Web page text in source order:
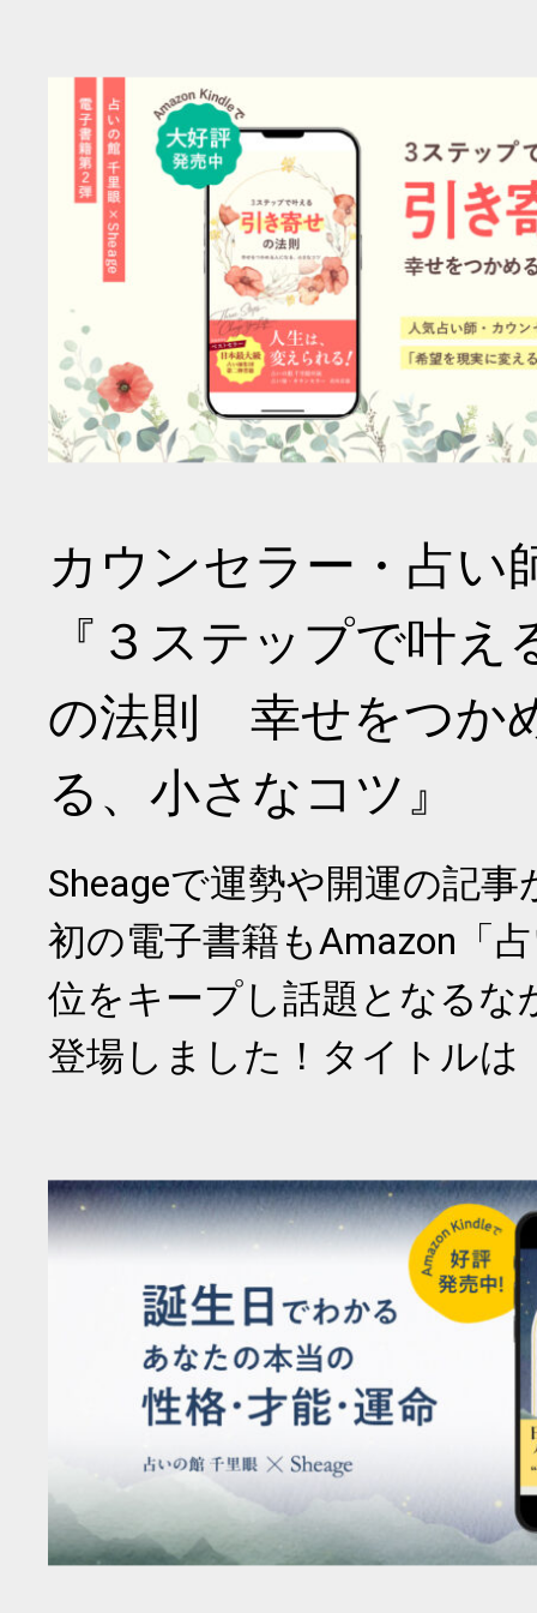
カウンセラー・占い
『３ステップで叶
の法則 幸せをつか
る、小さなコツ』
Sheageで運勢や開運の記
初の電子書籍もAmazon「
位をキープし話題となるな
登場しました！タイトルは